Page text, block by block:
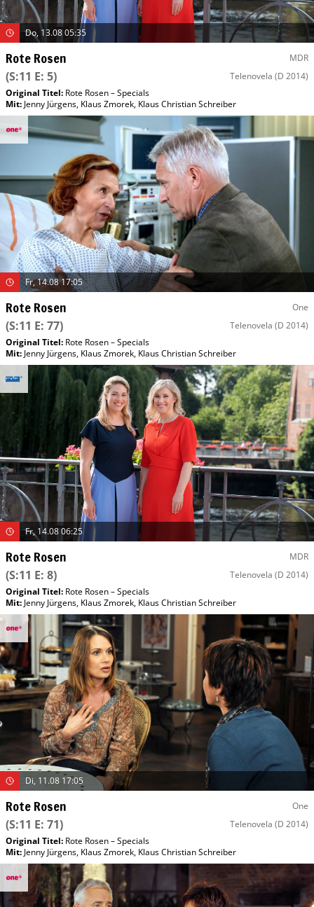
Do, 13.08 05:35
Rote Rosen MDR
(S:11 E: 5) Telenovela (D 2014)
Original Titel: Rote Rosen – Specials
Mit: Jenny Jürgens, Klaus Zmorek, Klaus Christian Schreiber
Fr, 14.08 17:05
Rote Rosen One
(S:11 E: 77) Telenovela (D 2014)
Original Titel: Rote Rosen – Specials
Mit: Jenny Jürgens, Klaus Zmorek, Klaus Christian Schreiber
Fr, 14.08 06:25
Rote Rosen MDR
(S:11 E: 8) Telenovela (D 2014)
Original Titel: Rote Rosen – Specials
Mit: Jenny Jürgens, Klaus Zmorek, Klaus Christian Schreiber
Di, 11.08 17:05
Rote Rosen One
(S:11 E: 71) Telenovela (D 2014)
Original Titel: Rote Rosen – Specials
Mit: Jenny Jürgens, Klaus Zmorek, Klaus Christian Schreiber